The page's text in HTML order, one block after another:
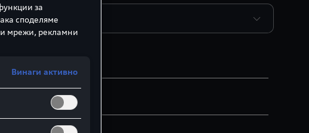
задвижване
за
споделяме
мрежи, рекламни
Винаги активно